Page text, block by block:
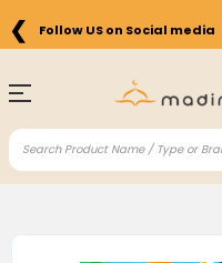
❮ Follow US on Social media